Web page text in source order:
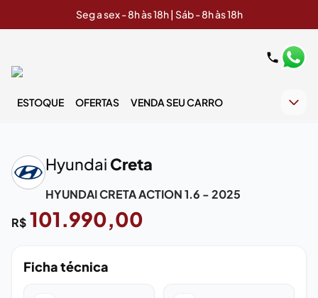
Seg a sex - 8h às 18h | Sáb - 8h às 18h
ESTOQUE OFERTAS VENDA SEU CARRO
Hyundai Creta
HYUNDAI CRETA ACTION 1.6 - 2025
R$ 101.990,00
Ficha técnica